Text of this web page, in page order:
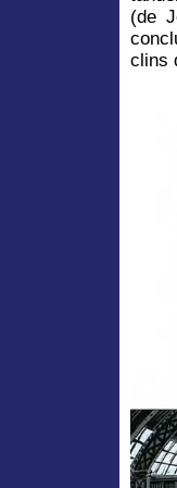
(de
clins